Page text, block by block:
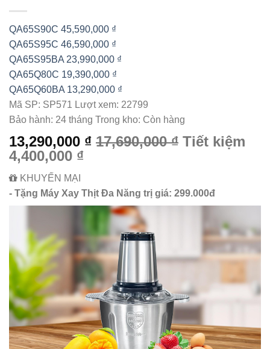
QA65S90C 45,590,000 ₫
QA65S95C 46,590,000 ₫
QA65S95BA 23,990,000 ₫
QA65Q80C 19,390,000 ₫
QA65Q60BA 13,290,000 ₫
Mã SP: SP571 Lượt xem: 22799
Bảo hành: 24 tháng Trong kho: Còn hàng
13,290,000 ₫ 17,690,000 ₫ Tiết kiệm
4,400,000 ₫
KHUYẾN MẠI
- Tặng Máy Xay Thịt Đa Năng trị giá: 299.000đ